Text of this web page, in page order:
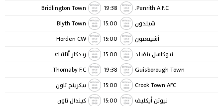
Penrith A.F.C.
19:38
Bridlington Town
شيلدون
15:00
Blyth Town
أشينغتون
15:00
Horden CW
نيوكاسل بنفيلد
15:00
ريدكار أثلتيك
Guisborough Town
19:38
Thornaby F.C.
Crook Town AFC
15:00
بيكرينج تاون
نيوتن أيكليف
15:00
كيندال تاون